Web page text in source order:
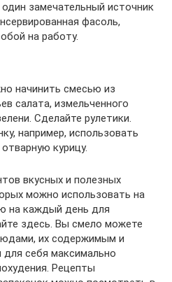
замечательный источник
фасоль,
на работу.
начинить смесью из
салата, измельченного
Сделайте рулетики.
например, использовать
курицу.
вкусных и полезных
можно использовать на
на каждый день для
здесь. Вы смело можете
их содержимым и
себя максимально
Рецепты